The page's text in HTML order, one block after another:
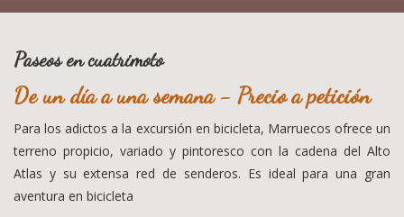
Paseos en cuatrimoto
De un día a una semana - Precio a petición
Para los adictos a la excursión en bicicleta, Marruecos ofrece un
terreno propicio, variado y pintoresco con la cadena del Alto
Atlas y su extensa red de senderos. Es ideal para una gran
aventura en bicicleta